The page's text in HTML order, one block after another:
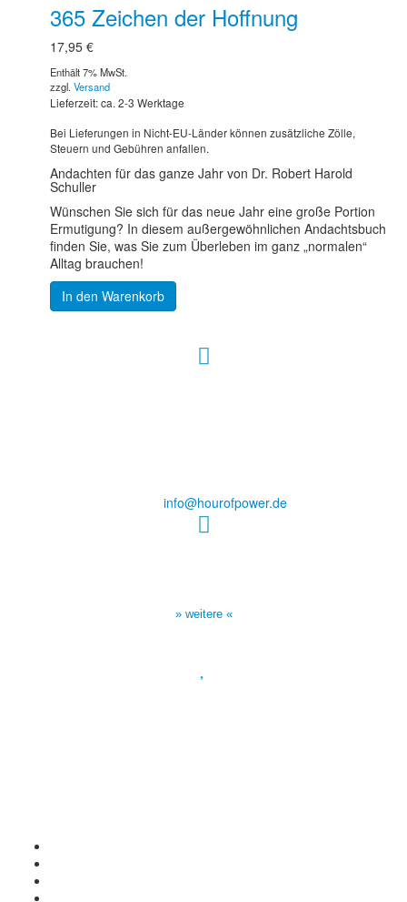
365 Zeichen der Hoffnung
17,95 €
Enthält 7% MwSt.
zzgl. Versand
Lieferzeit: ca. 2-3 Werktage
Bei Lieferungen in Nicht-EU-Länder können zusätzliche Zölle,
Steuern und Gebühren anfallen.
Andachten für das ganze Jahr von Dr. Robert Harold
Schuller
Wünschen Sie sich für das neue Jahr eine große Portion
Ermutigung? In diesem außergewöhnlichen Andachtsbuch
finden Sie, was Sie zum Überleben im ganz „normalen“
Alltag brauchen!
In den Warenkorb
info@hourofpower.de
» weitere «